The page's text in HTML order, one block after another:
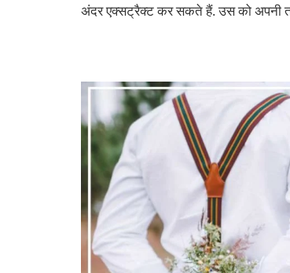
अंदर एक्सट्रैक्ट कर सकते हैं. उस को अपनी